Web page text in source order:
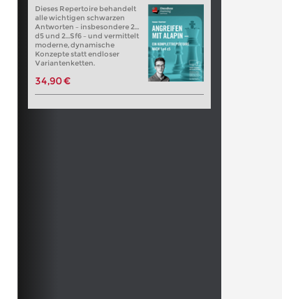
Dieses Repertoire behandelt
alle wichtigen schwarzen
Antworten – insbesondere 2…
d5 und 2…Sf6 – und vermittelt
moderne, dynamische
Konzepte statt endloser
Variantenketten.
34,90 €